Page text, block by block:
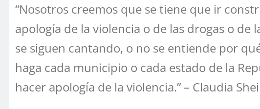
“Nosotros creemos que se tiene que ir
apología de la violencia o de las drogas o
se siguen cantando, o no se entiende por
haga cada municipio o cada estado de la
hacer apología de la violencia.” – Claudia